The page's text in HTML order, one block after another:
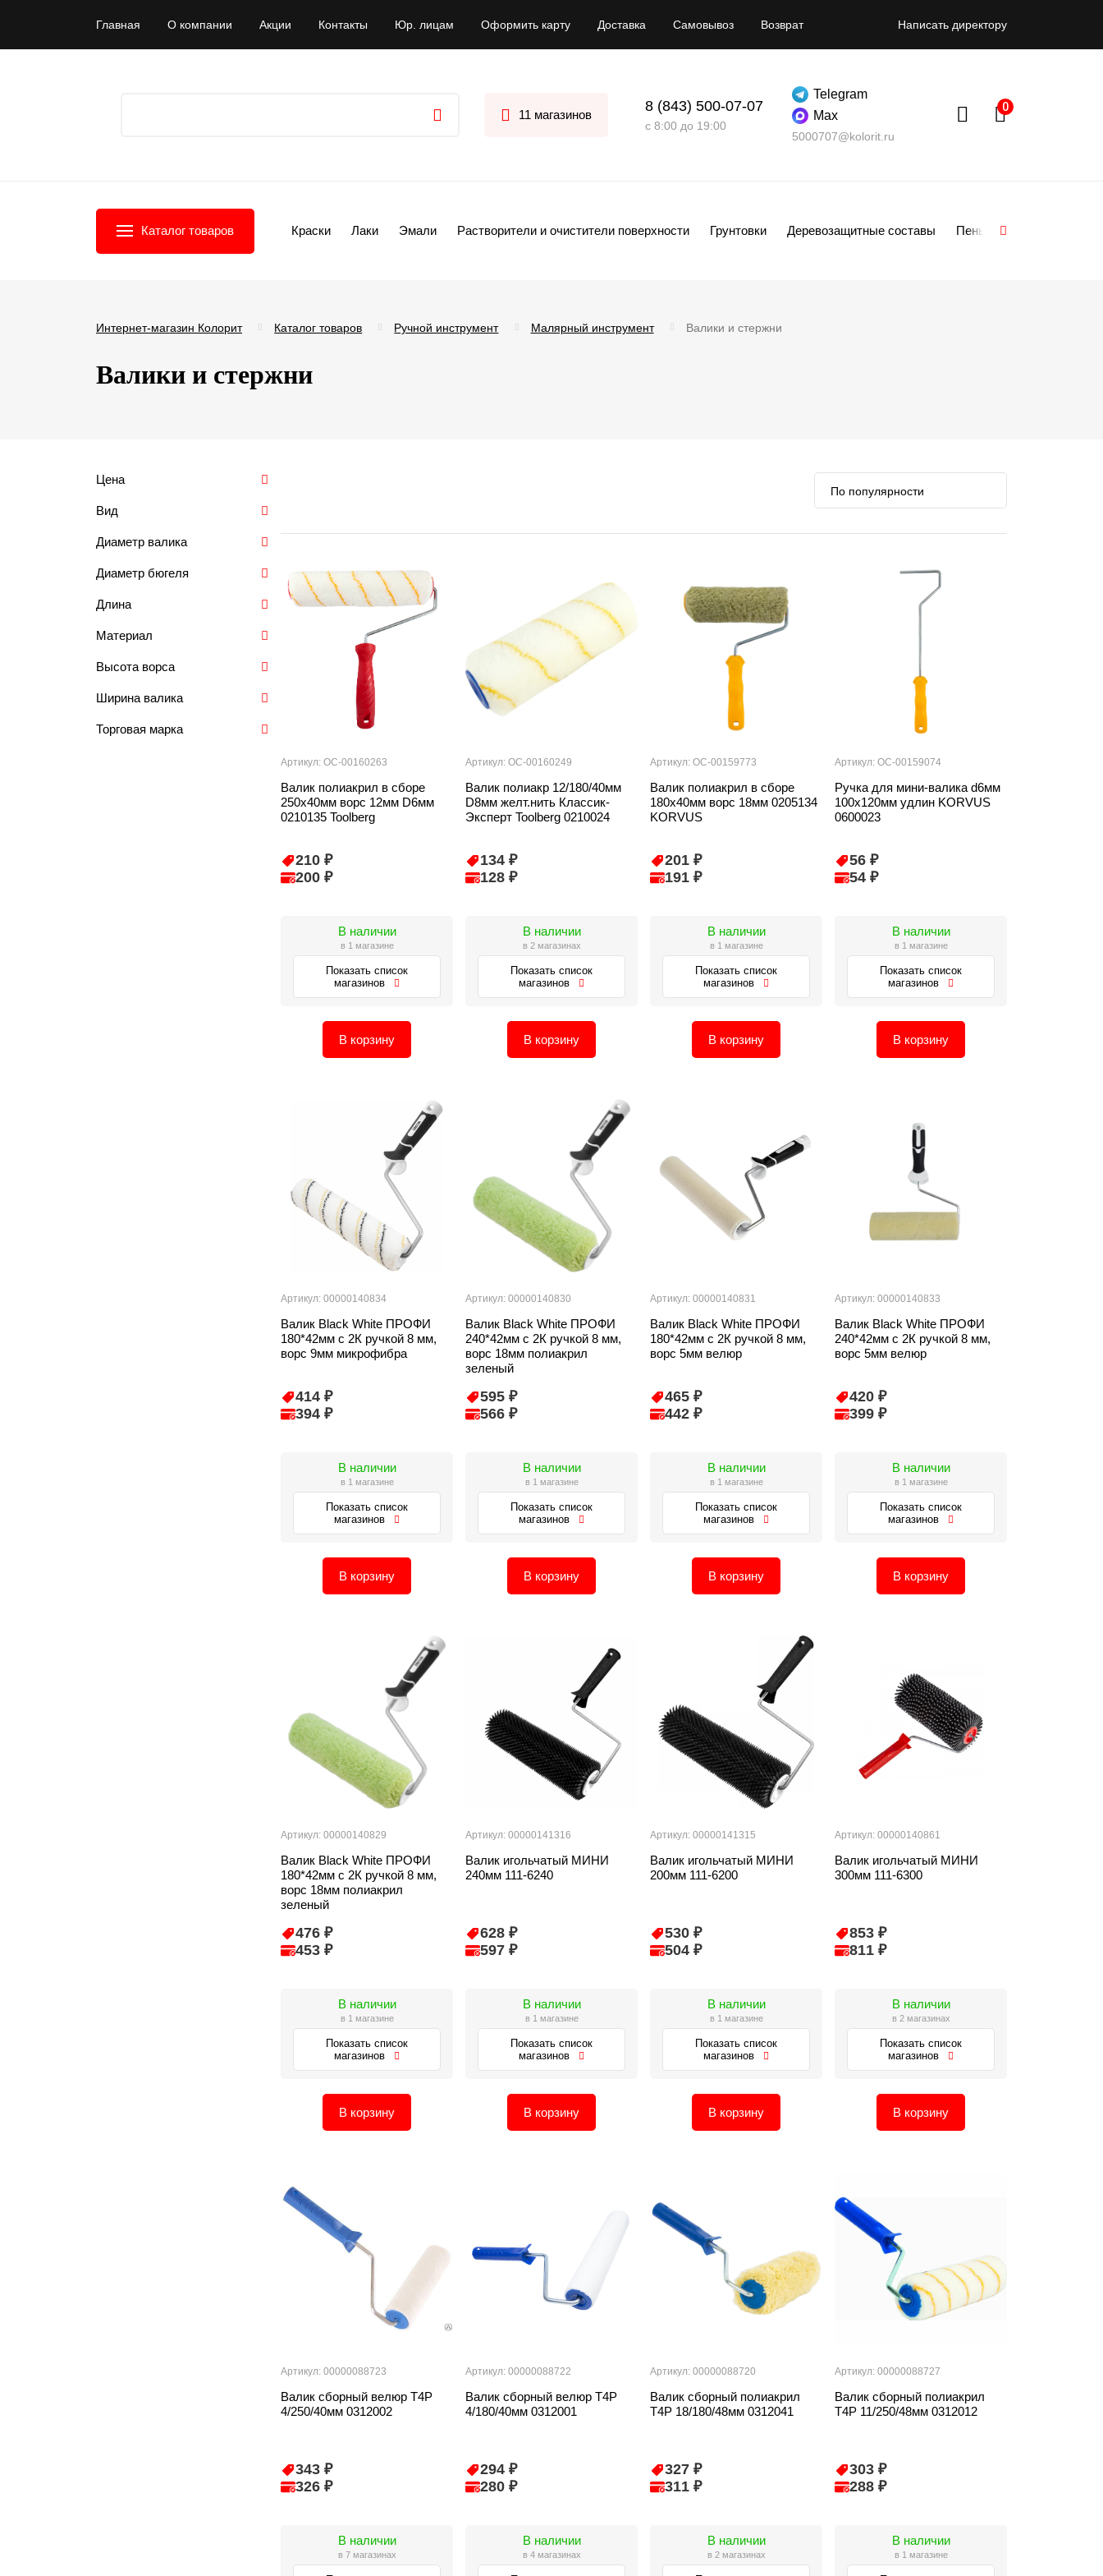
Главная О компании Акции Контакты Юр. лицам Оформить карту Доставка Самовывоз Возврат Написать директору
11 магазинов
8 (843) 500-07-07
с 8:00 до 19:00
Telegram
Max
5000707@kolorit.ru
Каталог товаров Краски Лаки Эмали Растворители и очистители поверхности Грунтовки Деревозащитные составы Пены
Интернет-магазин Колорит Каталог товаров Ручной инструмент Малярный инструмент Валики и стержни
Валики и стержни
Цена
Вид
Диаметр валика
Диаметр бюгеля
Длина
Материал
Высота ворса
Ширина валика
Торговая марка
Артикул: ОС-00160263
Валик полиакрил в сборе
250х40мм ворс 12мм D6мм
0210135 Toolberg
210 ₽
200 ₽
В наличии
в 1 магазине
Показать список
магазинов
В корзину
Артикул: ОС-00160249
Валик полиакр 12/180/40мм
D8мм желт.нить Классик-
Эксперт Toolberg 0210024
134 ₽
128 ₽
В наличии
в 2 магазинах
Показать список
магазинов
В корзину
Артикул: ОС-00159773
Валик полиакрил в сборе
180х40мм ворс 18мм 0205134
KORVUS
201 ₽
191 ₽
В наличии
в 1 магазине
Показать список
магазинов
В корзину
Артикул: ОС-00159074
Ручка для мини-валика d6мм
100х120мм удлин KORVUS
0600023
56 ₽
54 ₽
В наличии
в 1 магазине
Показать список
магазинов
В корзину
Артикул: 00000140834
Валик Black White ПРОФИ
180*42мм с 2К ручкой 8 мм,
ворс 9мм микрофибра
414 ₽
394 ₽
В наличии
в 1 магазине
Показать список
магазинов
В корзину
Артикул: 00000140830
Валик Black White ПРОФИ
240*42мм с 2К ручкой 8 мм,
ворс 18мм полиакрил
зеленый
595 ₽
566 ₽
В наличии
в 1 магазине
Показать список
магазинов
В корзину
Артикул: 00000140831
Валик Black White ПРОФИ
180*42мм с 2К ручкой 8 мм,
ворс 5мм велюр
465 ₽
442 ₽
В наличии
в 1 магазине
Показать список
магазинов
В корзину
Артикул: 00000140833
Валик Black White ПРОФИ
240*42мм с 2К ручкой 8 мм,
ворс 5мм велюр
420 ₽
399 ₽
В наличии
в 1 магазине
Показать список
магазинов
В корзину
Артикул: 00000140829
Валик Black White ПРОФИ
180*42мм с 2К ручкой 8 мм,
ворс 18мм полиакрил
зеленый
476 ₽
453 ₽
В наличии
в 1 магазине
Показать список
магазинов
В корзину
Артикул: 00000141316
Валик игольчатый МИНИ
240мм 111-6240
628 ₽
597 ₽
В наличии
в 1 магазине
Показать список
магазинов
В корзину
Артикул: 00000141315
Валик игольчатый МИНИ
200мм 111-6200
530 ₽
504 ₽
В наличии
в 1 магазине
Показать список
магазинов
В корзину
Артикул: 00000140861
Валик игольчатый МИНИ
300мм 111-6300
853 ₽
811 ₽
В наличии
в 2 магазинах
Показать список
магазинов
В корзину
Артикул: 00000088723
Валик сборный велюр T4P
4/250/40мм 0312002
343 ₽
326 ₽
В наличии
в 7 магазинах
Артикул: 00000088722
Валик сборный велюр T4P
4/180/40мм 0312001
294 ₽
280 ₽
В наличии
в 4 магазинах
Артикул: 00000088720
Валик сборный полиакрил
T4P 18/180/48мм 0312041
327 ₽
311 ₽
В наличии
в 2 магазинах
Артикул: 00000088727
Валик сборный полиакрил
T4P 11/250/48мм 0312012
303 ₽
288 ₽
В наличии
в 1 магазине